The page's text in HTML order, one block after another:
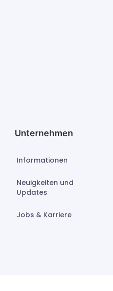
Unternehmen
Informationen
Neuigkeiten und
Updates
Jobs & Karriere